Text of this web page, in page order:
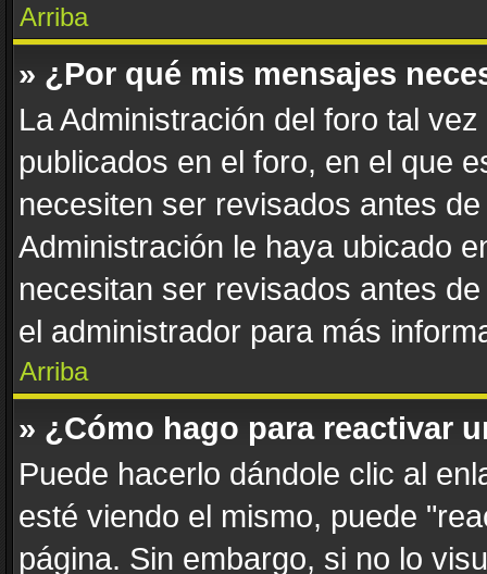
Arriba
» ¿Por qué mis mensajes
La Administración del foro tal
publicados en el foro, en el que
necesiten ser revisados antes
Administración le haya ubicado
necesitan ser revisados antes
el administrador para más
Arriba
» ¿Cómo hago para reactivar
Puede hacerlo dándole clic al
esté viendo el mismo, puede
página. Sin embargo, si no lo